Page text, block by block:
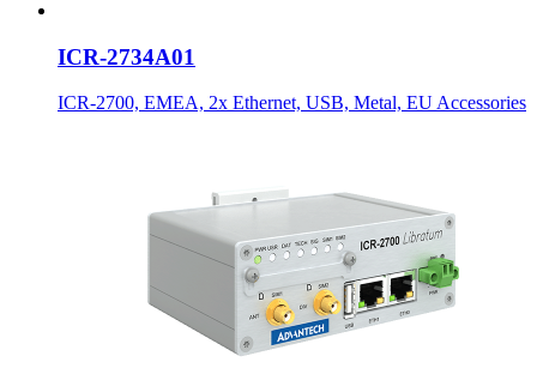
ICR-2734A01
ICR-2700, EMEA, 2x Ethernet, USB, Metal, EU Accessories